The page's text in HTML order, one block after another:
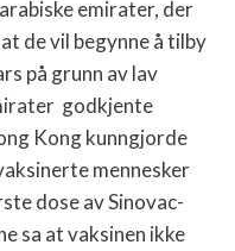
emirater, der
de vil begynne å tilby
på grunn av lav
godkjente
Kong kunngjorde
mennesker
dose av Sinovac-
sa at vaksinen ikke